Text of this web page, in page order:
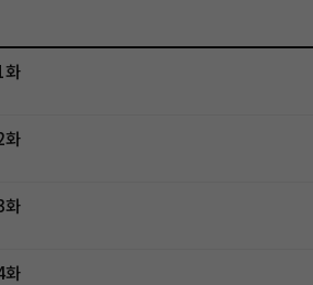
화
화
화
화